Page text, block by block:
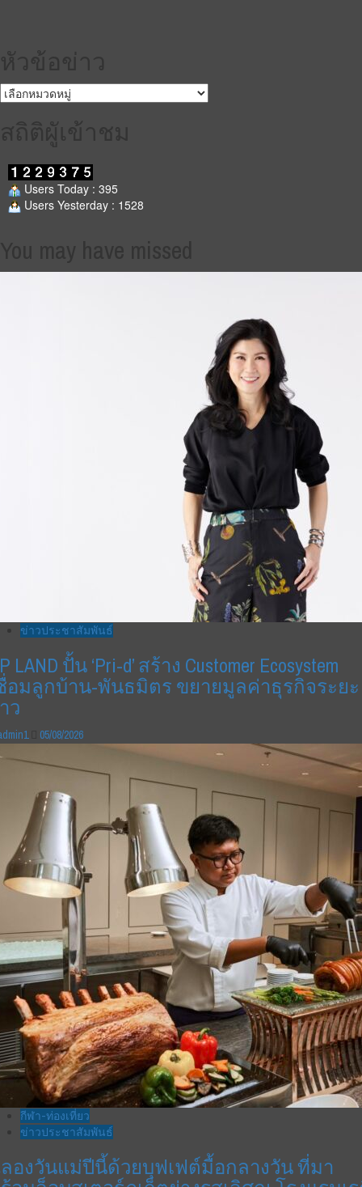
หัวข้อ
ข่าว
Users Today : 395
Users Yesterday : 1528
ข่าวประชาสัมพันธ์
LAND ปั้น ‘Pri-d’ สร้าง Customer Ecosystem
อมลูกบ้าน-พันธมิตร ขยายมูลค่าธุรกิจระยะ
ว
05/08/2026
กีฬา-ท่องเที่ยว
ข่าวประชาสัมพันธ์
องวันแม่ปีนี้ด้วยบุฟเฟต์มื้อกลางวัน ที่มา